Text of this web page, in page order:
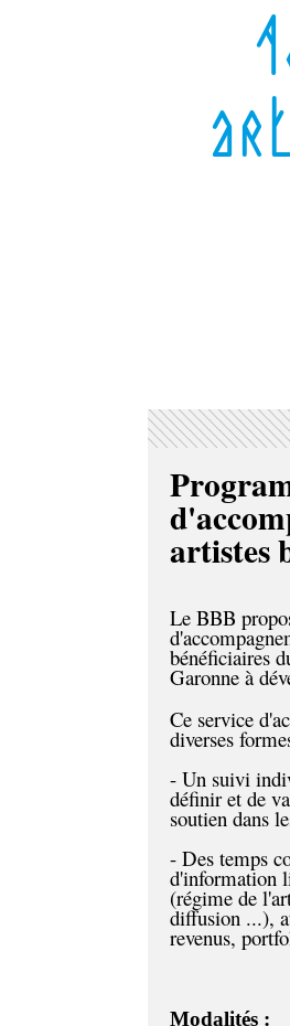
artistes
Le BBB
bénéficiaires
Garonne à
Ce service
diverses
- Un suivi
définir et de
soutien dans
- Des temps
d'information
(régime de
diffusion ...),
revenus,
Modalités :